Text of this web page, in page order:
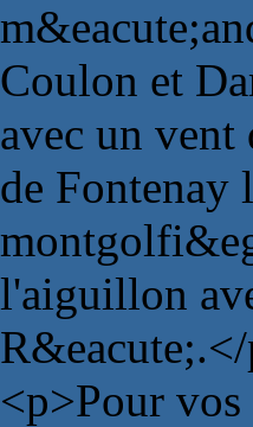
Coulon et
avec un vent
de Fontenay
l'aiguillon
<p>Pour